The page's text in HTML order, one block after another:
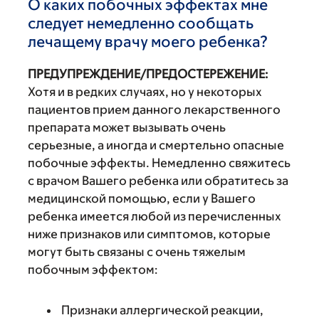
О каких побочных эффектах мне
следует немедленно сообщать
лечащему врачу моего ребенка?
ПРЕДУПРЕЖДЕНИЕ/ПРЕДОСТЕРЕЖЕНИЕ:
Хотя и в редких случаях, но у некоторых
пациентов прием данного лекарственного
препарата может вызывать очень
серьезные, а иногда и смертельно опасные
побочные эффекты. Немедленно свяжитесь
с врачом Вашего ребенка или обратитесь за
медицинской помощью, если у Вашего
ребенка имеется любой из перечисленных
ниже признаков или симптомов, которые
могут быть связаны с очень тяжелым
побочным эффектом:
Признаки аллергической реакции,